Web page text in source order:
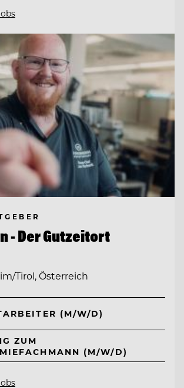
- Der Gutzeitort
Tirol, Österreich
(M/W/D)
ZUM
(M/W/D)